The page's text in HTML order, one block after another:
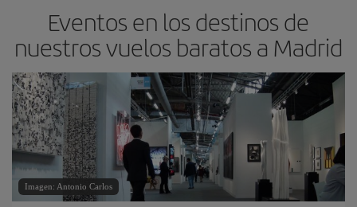
Eventos en los destinos de
nuestros vuelos baratos a Madrid
Imagen: Antonio Carlos